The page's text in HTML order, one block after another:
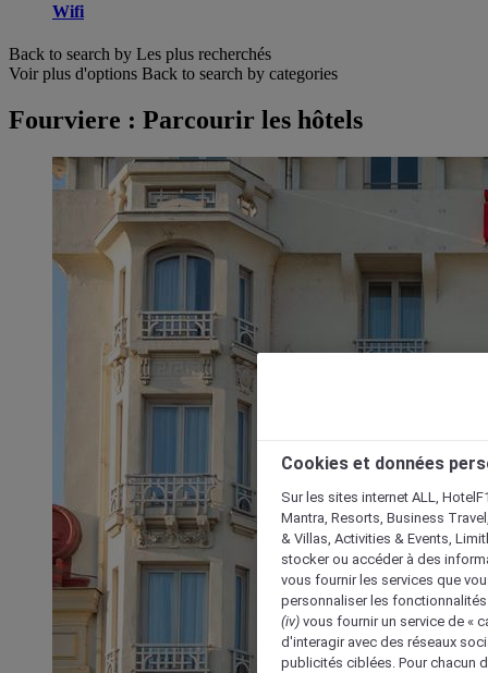
Wifi
Back to search by Les plus recherchés
Voir plus d'options Back to search by categories
Fourviere : Parcourir les hôtels
Cookies et données
Sur les sites internet ALL,
Mantra, Resorts, Business
& Villas, Activities & Events,
stocker ou accéder à des
vous fournir les services que
personnaliser les
(iv) vous fournir un service de «
d'interagir avec des réseaux
publicités ciblées. Pour chacun